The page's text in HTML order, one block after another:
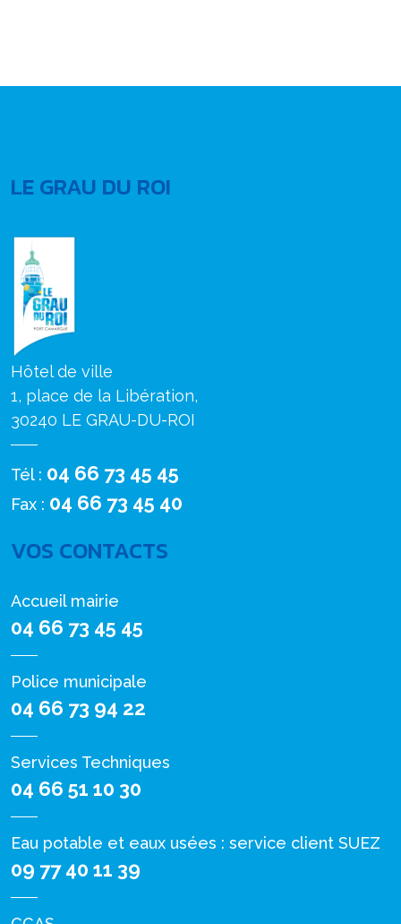
LE GRAU DU ROI
Hôtel de ville
1, place de la Libération,
30240 LE GRAU-DU-ROI
Tél : 04 66 73 45 45
Fax : 04 66 73 45 40
VOS CONTACTS
Accueil mairie
04 66 73 45 45
Police municipale
04 66 73 94 22
Services Techniques
04 66 51 10 30
Eau potable et eaux usées : service client SUEZ
09 77 40 11 39